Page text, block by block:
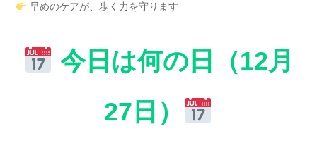
早めのケアが、歩く力を守ります
今日は何の日（12月
27日）